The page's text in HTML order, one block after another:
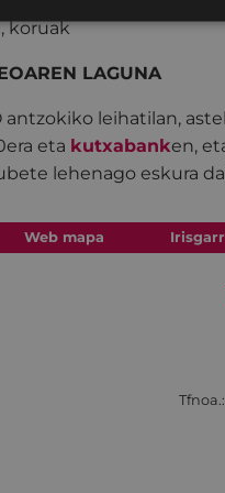
koruak
LAGUNA
antzokiko leihatilan,
eta kutxabanken,
lehenago eskura
Web mapa
Tfnoa.: